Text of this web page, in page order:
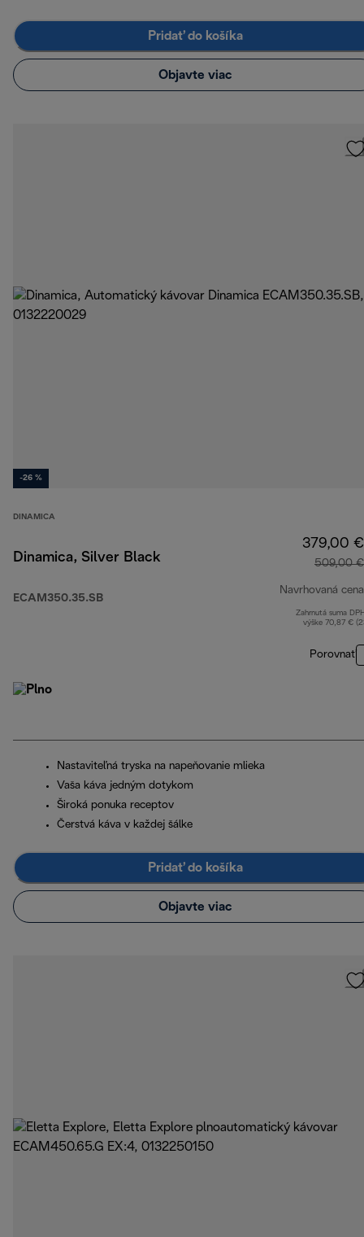
Pridať do košíka
Objavte viac
-26 %
DINAMICA
Dinamica, Silver Black
ECAM350.35.SB
379,00 €
509,00 €
Navrhovaná cena
Zahrnutá suma
výške 70,87 €
Porovnať
Nastaviteľná tryska na napeňovanie mlieka
Vaša káva jedným dotykom
Široká ponuka receptov
Čerstvá káva v každej šálke
Pridať do košíka
Objavte viac